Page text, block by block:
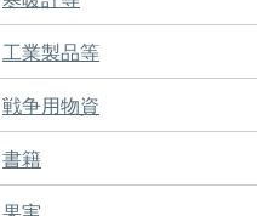
工業製品等
戦争用物資
書籍